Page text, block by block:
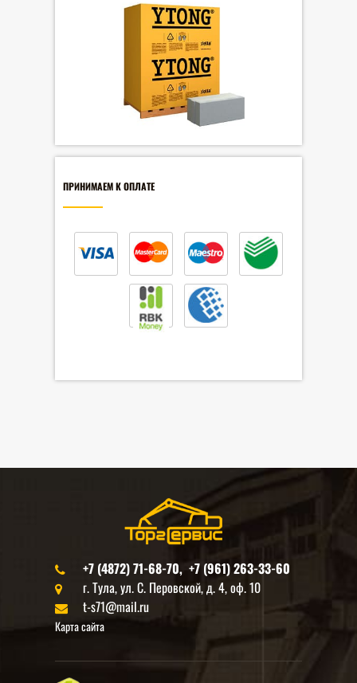
ПРИНИМАЕМ К ОПЛАТЕ
+7 (4872) 71-68-70, +7 (961) 263-33-60
г. Тула, ул. С. Перовской, д. 4, оф. 10
t-s71@mail.ru
Карта сайта